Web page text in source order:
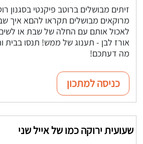
זיתים מבושלים ברוטב פיקנטי בסגנון
מרוקאים מבושלים תקראו להםא איך
לאכול אותם עם החלה של שבת או
אורז לבן - תענוג של ממש! תנסו בבית
מה דעתכם!
כניסה למתכון
שעועית ירוקה כמו של אייל שני